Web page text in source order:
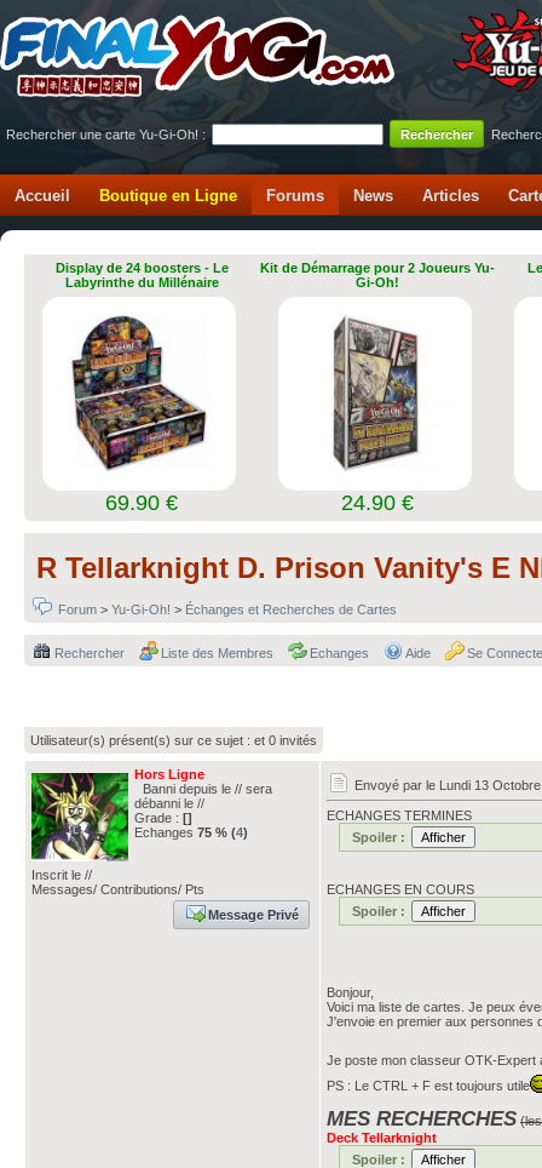
Rechercher une carte Yu-Gi-Oh! :
Accueil Boutique en Ligne Forums News Articles
Display de 24 boosters - Le
Labyrinthe du Millénaire
69.90 €
Kit de Démarrage pour 2 Joueurs Yu-
Gi-Oh!
24.90 €
R Tellarknight D. Prison Vanity's E
Forum > Yu-Gi-Oh! > Échanges et Recherches de Cartes
Rechercher Liste des Membres Echanges Aide Se
Utilisateur(s) présent(s) sur ce sujet : et 0 invités
Hors Ligne
Banni depuis le // sera
débanni le //
Grade : []
Echanges 75 % (4)
Inscrit le //
Messages/ Contributions/ Pts
Message Privé
Envoyé par le Lundi 13
ECHANGES TERMINES
Spoiler :
ECHANGES EN COURS
Spoiler :
Bonjour,
Voici ma liste de cartes. Je peux
J'envoie en premier aux personnes
Je poste mon classeur OTK-Expert
PS : Le CTRL + F est toujours utile
MES RECHERCHES
Deck Tellarknight
Spoiler :